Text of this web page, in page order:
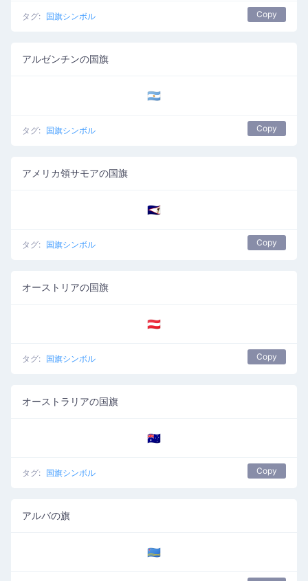
タグ: 国旗シンボル Copy
アルゼンチンの国旗
🇦🇷
タグ: 国旗シンボル Copy
アメリカ領サモアの国旗
🇦🇸
タグ: 国旗シンボル Copy
オーストリアの国旗
🇦🇹
タグ: 国旗シンボル Copy
オーストラリアの国旗
🇦🇺
タグ: 国旗シンボル Copy
アルバの旗
🇦🇼